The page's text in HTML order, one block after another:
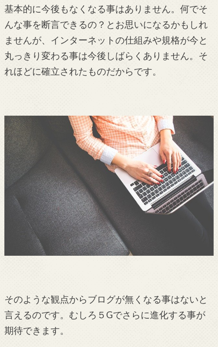
基本的に今後もなくなる事はありません。何でそ
んな事を断言できるの？とお思いになるかもしれ
ませんが、インターネットの仕組みや規格が今と
丸っきり変わる事は今後しばらくありません。そ
れほどに確立されたものだからです。
そのような観点からブログが無くなる事はないと
言えるのです。むしろ５Gでさらに進化する事が
期待できます。